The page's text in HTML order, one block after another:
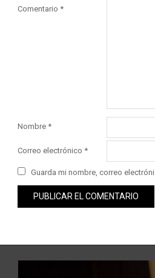
Comentario *
Nombre *
Correo electrónico *
Guarda mi nombre, correo